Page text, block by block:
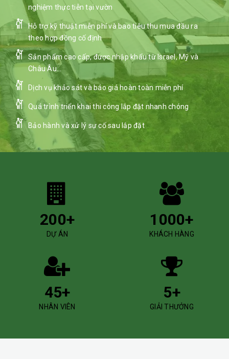
nghiệm thực tiễn tại vườn
Hỗ trợ kỹ thuật miễn phí và bao tiêu thu mua đầu ra
theo hợp đồng cố định
Sản phẩm cao cấp, được nhập khẩu từ Israel, Mỹ và
Châu Âu…
Dịch vụ khảo sát và báo giá hoàn toàn miễn phí
Quá trình triển khai thi công lắp đặt nhanh chóng
Bảo hành và xử lý sự cố sau lắp đặt
200+
DỰ ÁN
1000+
KHÁCH HÀNG
45+
NHÂN VIÊN
5+
GIẢI THƯỞNG